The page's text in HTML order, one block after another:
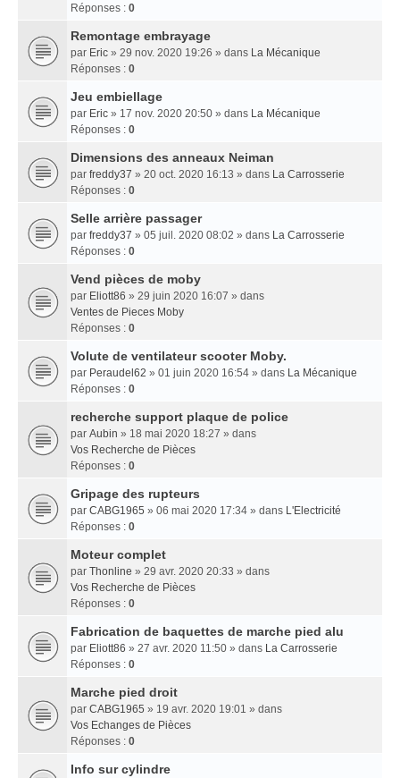
Réponses : 0
Remontage embrayage
par Eric » 29 nov. 2020 19:26 » dans La Mécanique
Réponses : 0
Jeu embiellage
par Eric » 17 nov. 2020 20:50 » dans La Mécanique
Réponses : 0
Dimensions des anneaux Neiman
par freddy37 » 20 oct. 2020 16:13 » dans La Carrosserie
Réponses : 0
Selle arrière passager
par freddy37 » 05 juil. 2020 08:02 » dans La Carrosserie
Réponses : 0
Vend pièces de moby
par Eliott86 » 29 juin 2020 16:07 » dans
Ventes de Pieces Moby
Réponses : 0
Volute de ventilateur scooter Moby.
par Peraudel62 » 01 juin 2020 16:54 » dans La Mécanique
Réponses : 0
recherche support plaque de police
par Aubin » 18 mai 2020 18:27 » dans
Vos Recherche de Pièces
Réponses : 0
Gripage des rupteurs
par CABG1965 » 06 mai 2020 17:34 » dans L'Electricité
Réponses : 0
Moteur complet
par Thonline » 29 avr. 2020 20:33 » dans
Vos Recherche de Pièces
Réponses : 0
Fabrication de baquettes de marche pied alu
par Eliott86 » 27 avr. 2020 11:50 » dans La Carrosserie
Réponses : 0
Marche pied droit
par CABG1965 » 19 avr. 2020 19:01 » dans
Vos Echanges de Pièces
Réponses : 0
Info sur cylindre